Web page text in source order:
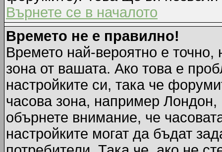
Върнете се в началото
Времето не е правилно!
Времето най-вероятно е точно,
зона от вашата. Ако това е
настройките си, така че
часова зона, например
обърнете внимание, че
настройките могат да бъдат